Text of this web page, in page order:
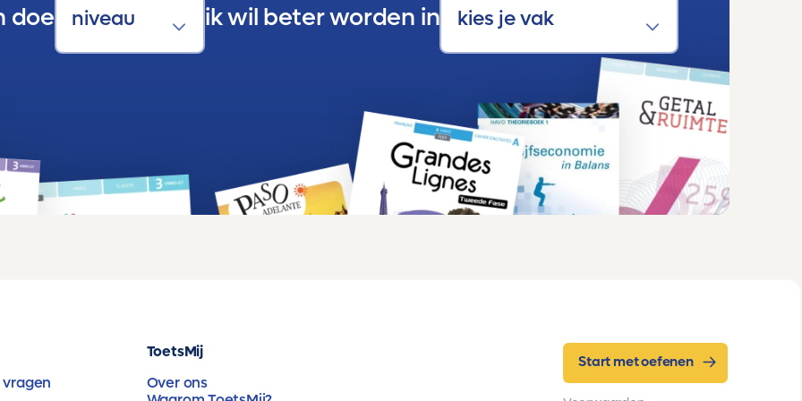
doe ik wil beter worden in
ToetsMij
Over ons
Start met oefenen